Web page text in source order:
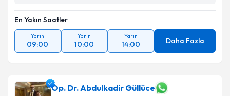
En Yakın Saatler
Yarın
09:00
Yarın
10:00
Yarın
14:00 Daha Fazla
Op. Dr. Abdulkadir Güllüce